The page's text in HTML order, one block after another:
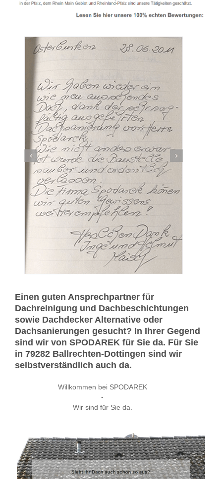
Einen guten Ansprechpartner für
Dachreinigung und Dachbeschichtungen
sowie Dachdecker Alternative oder
Dachsanierungen gesucht? In Ihrer Gegend
sind wir von SPODAREK für Sie da. Für Sie
in 79282 Ballrechten-Dottingen sind wir
selbstverständlich auch da.
Willkommen bei SPODAREK
-
Wir sind für Sie da.